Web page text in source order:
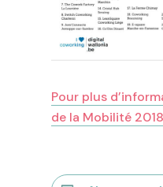
Pour plus
de la Mobilité